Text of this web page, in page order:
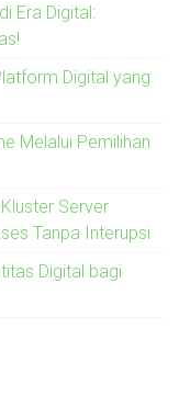
Era Digital:
Digital yang
Melalui Pemilihan
Server
Tanpa Interupsi
Digital bagi